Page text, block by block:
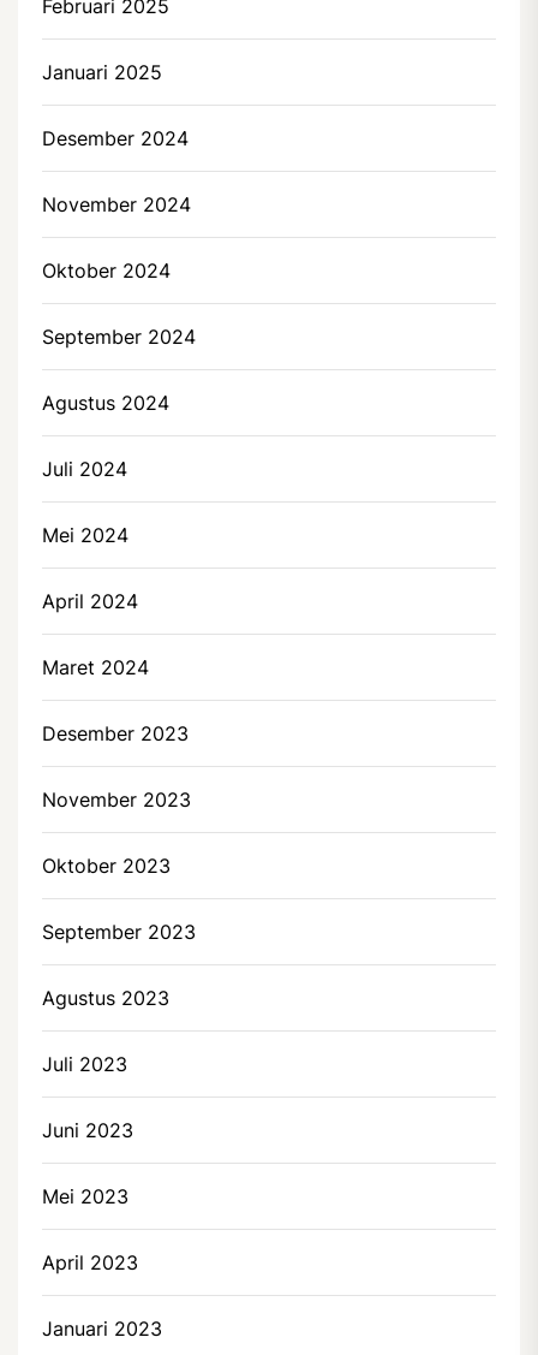
Februari 2025
Januari 2025
Desember 2024
November 2024
Oktober 2024
September 2024
Agustus 2024
Juli 2024
Mei 2024
April 2024
Maret 2024
Desember 2023
November 2023
Oktober 2023
September 2023
Agustus 2023
Juli 2023
Juni 2023
Mei 2023
April 2023
Januari 2023